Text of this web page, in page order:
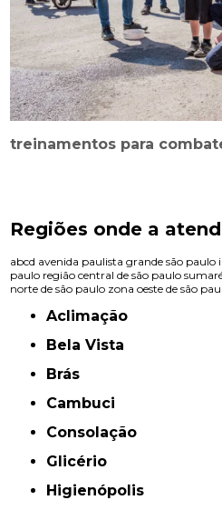
treinamentos para
Regiões onde a
abcd avenida paulista grande são paulo
paulo região central de são paulo
norte de são paulo zona oeste de são
Aclimação
Bela Vista
Brás
Cambuci
Consolação
Glicério
Higienópolis